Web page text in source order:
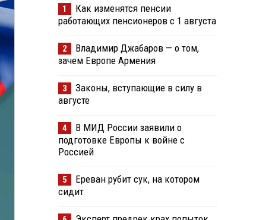
1
Как изменятся пенсии
работающих пенсионеров с 1 августа
2
Владимир Джабаров — о том,
зачем Европе Армения
3
Законы, вступающие в силу в
августе
4
В МИД России заявили о
подготовке Европы к войне с
Россией
5
Ереван рубит сук, на котором
сидит